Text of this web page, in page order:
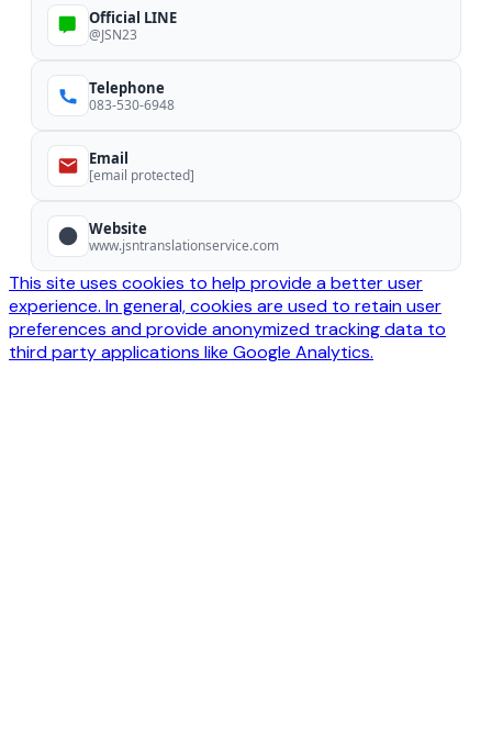
Official LINE
@JSN23
Telephone
083-530-6948
Email
[email protected]
Website
www.jsntranslationservice.com
This site uses cookies to help provide a better user
experience. In general, cookies are used to retain user
preferences and provide anonymized tracking data to
third party applications like Google Analytics.